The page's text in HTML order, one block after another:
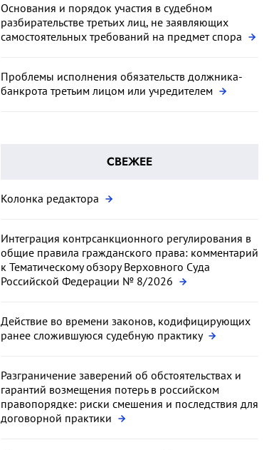
Основания и порядок участия в судебном
разбирательстве третьих лиц, не заявляющих
самостоятельных требований на предмет спора
Проблемы исполнения обязательств должника-
банкрота третьим лицом или учредителем
СВЕЖЕЕ
Колонка редактора
Интеграция контрсанкционного регулирования в
общие правила гражданского права: комментарий
к Тематическому обзору Верховного Суда
Российской Федерации № 8/2026
Действие во времени законов, кодифицирующих
ранее сложившуюся судебную практику
Разграничение заверений об обстоятельствах и
гарантий возмещения потерь в российском
правопорядке: риски смешения и последствия для
договорной практики